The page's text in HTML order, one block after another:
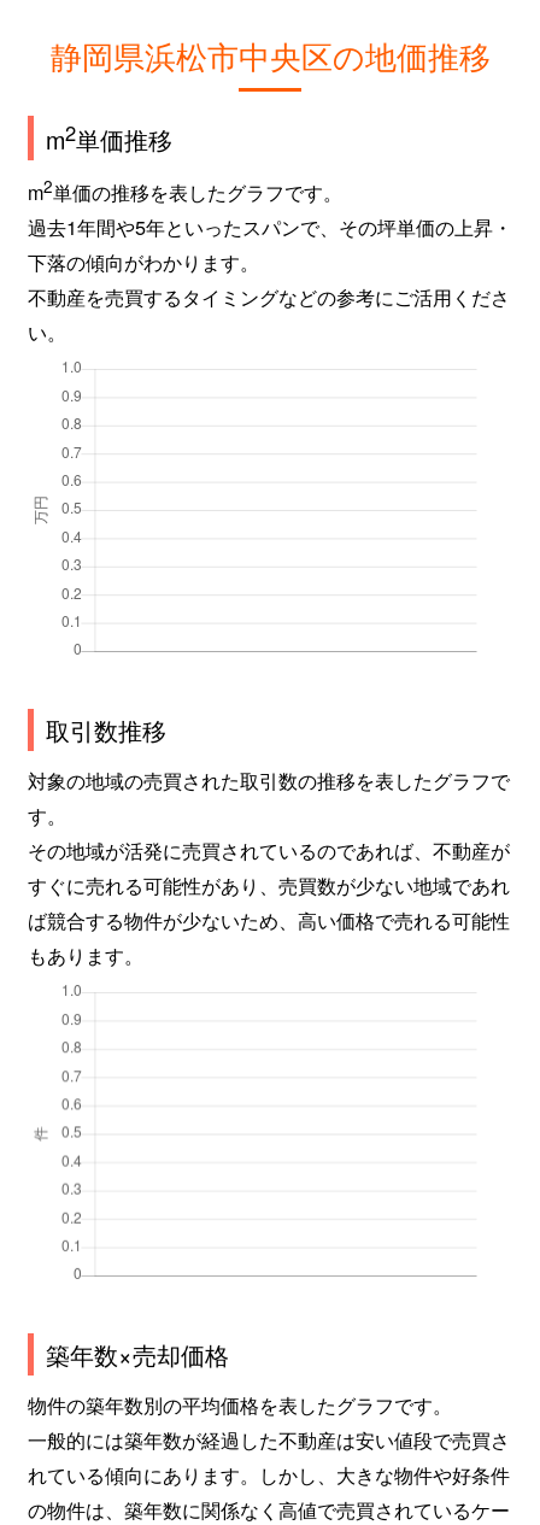
静岡県浜松市中央区の地価推移
m2単価推移
m2単価の推移を表したグラフです。
過去1年間や5年といったスパンで、その坪単価の上昇・
下落の傾向がわかります。
不動産を売買するタイミングなどの参考にご活用くださ
い。
取引数推移
対象の地域の売買された取引数の推移を表したグラフで
す。
その地域が活発に売買されているのであれば、不動産が
すぐに売れる可能性があり、売買数が少ない地域であれ
ば競合する物件が少ないため、高い価格で売れる可能性
もあります。
築年数×売却価格
物件の築年数別の平均価格を表したグラフです。
一般的には築年数が経過した不動産は安い値段で売買さ
れている傾向にあります。しかし、大きな物件や好条件
の物件は、築年数に関係なく高値で売買されているケー